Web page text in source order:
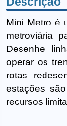
Mini Metro é
metroviária
Desenhe
operar os
rotas
estações
recursos